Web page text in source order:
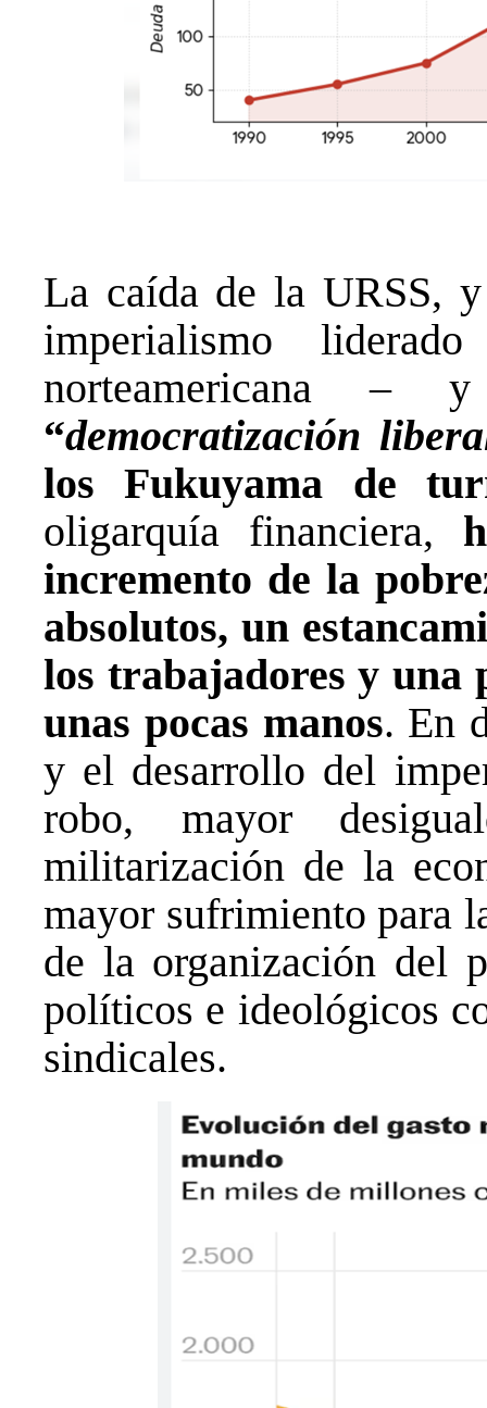
La caída de la URSS,
imperialismo
norteamericana
“democratización
los Fukuyama de
oligarquía financiera,
incremento de la
absolutos, un
los trabajadores y una
unas pocas manos. En
y el desarrollo del
robo, mayor
militarización de la
mayor sufrimiento para
de la organización del
políticos e ideológicos
sindicales.